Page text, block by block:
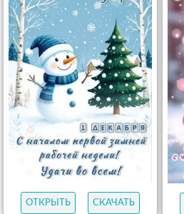
ОТКРЫТЬ СКАЧАТЬ